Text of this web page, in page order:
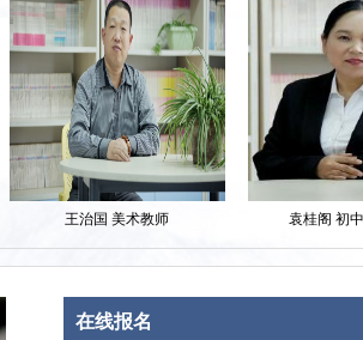
王治国 美术教师 袁桂阁 初中语文教师
在线报名